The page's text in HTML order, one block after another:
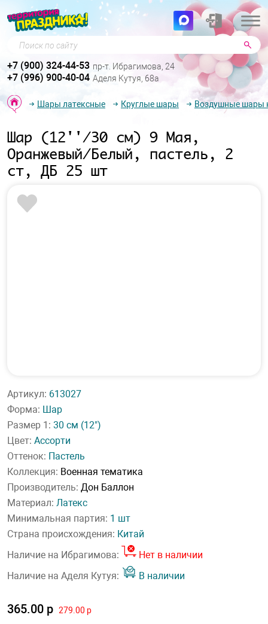
Поиск по сайту
+7 (900) 324-44-53 пр-т. Ибрагимова, 24
+7 (996) 900-40-04 Аделя Кутуя, 68а
Шары латексные Круглые шары Воздушные шары
Шар (12''/30 см) 9 Мая,
Оранжевый/Белый, пастель, 2
ст, ДБ 25 шт
Артикул: 613027
Форма: Шар
Размер 1: 30 см (12")
Цвет: Ассорти
Оттенок: Пастель
Коллекция: Военная тематика
Производитель: Дон Баллон
Материал: Латекс
Минимальная партия: 1 шт
Страна происхождения: Китай
Наличие на Ибрагимова:
Нет в наличии
Наличие на Аделя Кутуя:
В наличии
365.00 р 279.00 р